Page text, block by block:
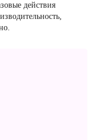
действия